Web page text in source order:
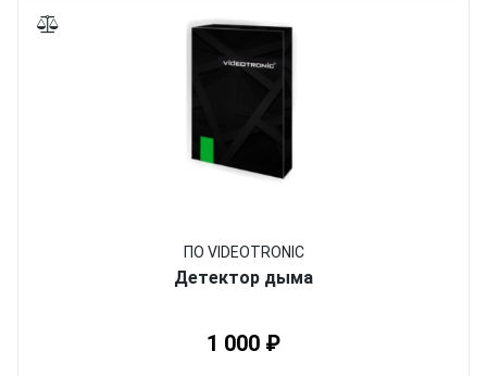
ПО VIDEOTRONIC
Детектор дыма
1 000 ₽